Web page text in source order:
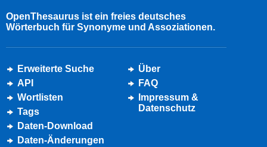
OpenThesaurus ist ein freies deutsches
Wörterbuch für Synonyme und Assoziationen.
Erweiterte Suche
API
Wortlisten
Tags
Daten-Download
Daten-Änderungen
Über
FAQ
Impressum &
Datenschutz